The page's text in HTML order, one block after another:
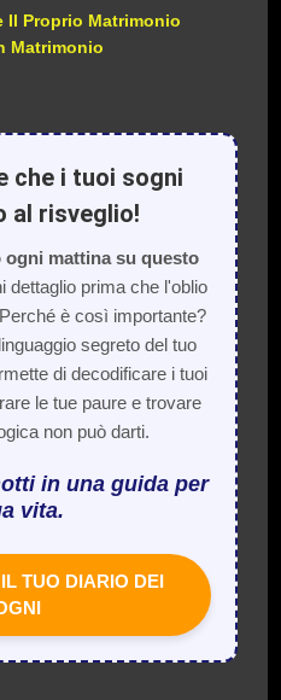
Il Proprio Matrimonio
Matrimonio
che i tuoi sogni
al risveglio!
mattina su questo
dettaglio prima che l'oblio
è così importante?
segreto del tuo
di decodificare i tuoi
le tue paure e trovare
non può darti.
in una guida per
vita.
TUO DIARIO DEI